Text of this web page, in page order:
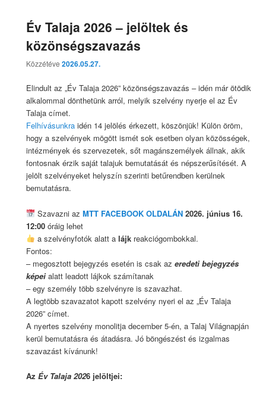
Év Talaja 2026 – jelöltek és
közönségszavazás
Közzétéve2026.05.27.
Elindult az „Év Talaja 2026” közönségszavazás – idén már ötödik
alkalommal dönthetünk arról, melyik szelvény nyerje el az Év
Talaja címet.
Felhívásunkra idén 14 jelölés érkezett, köszönjük! Külön öröm,
hogy a szelvények mögött ismét sok esetben olyan közösségek,
intézmények és szervezetek, sőt magánszemélyek állnak, akik
fontosnak érzik saját talajuk bemutatását és népszerűsítését. A
jelölt szelvényeket helyszín szerinti betűrendben kerülnek
bemutatásra.
Szavazni az MTT FACEBOOK OLDALÁN 2026. június 16.
12:00 óráig lehet
a szelvényfotók alatt a lájk reakciógombokkal.
Fontos:
– megosztott bejegyzés esetén is csak azeredeti bejegyzés
képei alatt leadott lájkok számítanak
– egy személy több szelvényre is szavazhat.
A legtöbb szavazatot kapott szelvény nyeri el az „Év Talaja
2026” címet.
A nyertes szelvény monolitja december 5-én, a Talaj Világnapján
kerül bemutatásra és átadásra. Jó böngészést és izgalmas
szavazást kívánunk!
AzÉv Talaja 2026 jelöltjei: